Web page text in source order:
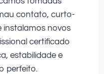
contato, curto-
instalamos novos
certificado
estabilidade e
perfeito.